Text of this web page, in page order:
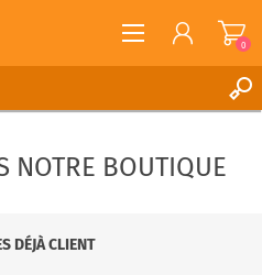
0
NOTRE BOUTIQUE
DÉJÀ CLIENT